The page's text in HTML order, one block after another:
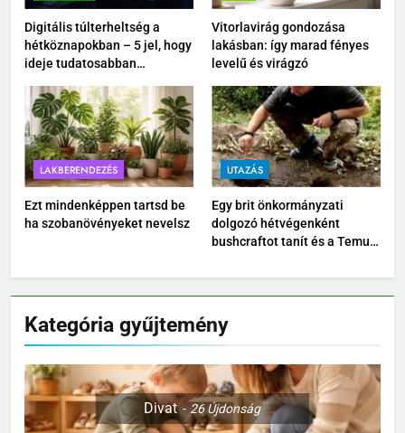
Digitális túlterheltség a
hétköznapokban – 5 jel, hogy
ideje tudatosabban
Vitorlavirág gondozása
lakásban: így marad fényes
levelű és virágzó
LAKBERENDEZÉS
Ezt mindenképpen tartsd be
ha szobanövényeket nevelsz
UTAZÁS
Egy brit önkormányzati
dolgozó hétvégenként
bushcraftot tanít és a Temu
Kategória gyűjtemény
Divat 26Újdonság